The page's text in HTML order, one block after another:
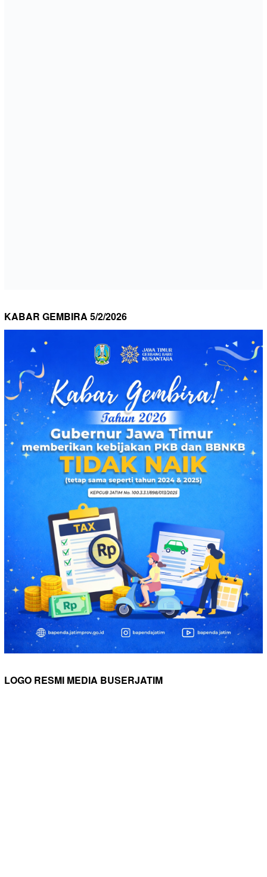
KABAR GEMBIRA 5/2/2026
LOGO RESMI MEDIA BUSERJATIM